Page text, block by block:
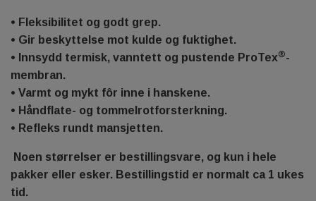
• Fleksibilitet og godt grep.
• Gir beskyttelse mot kulde og fuktighet.
• Innsydd termisk, vanntett og pustende ProTex®-
membran.
• Varmt og mykt fôr inne i hanskene.
• Håndflate- og tommelrotforsterkning.
• Refleks rundt mansjetten.
Noen størrelser er bestillingsvare, og kun i hele
pakker eller esker. Bestillingstid er normalt ca 1 ukes
tid.